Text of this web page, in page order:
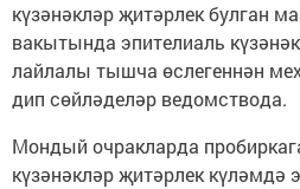
күзәнәкләр җитәрлек булган
вакытында эпителиаль
лайлалы тышча өслегеннән
дип сөйләделәр ведомствода.
Мондый очракларда
күзәнәкләр җитәрлек күләмдә